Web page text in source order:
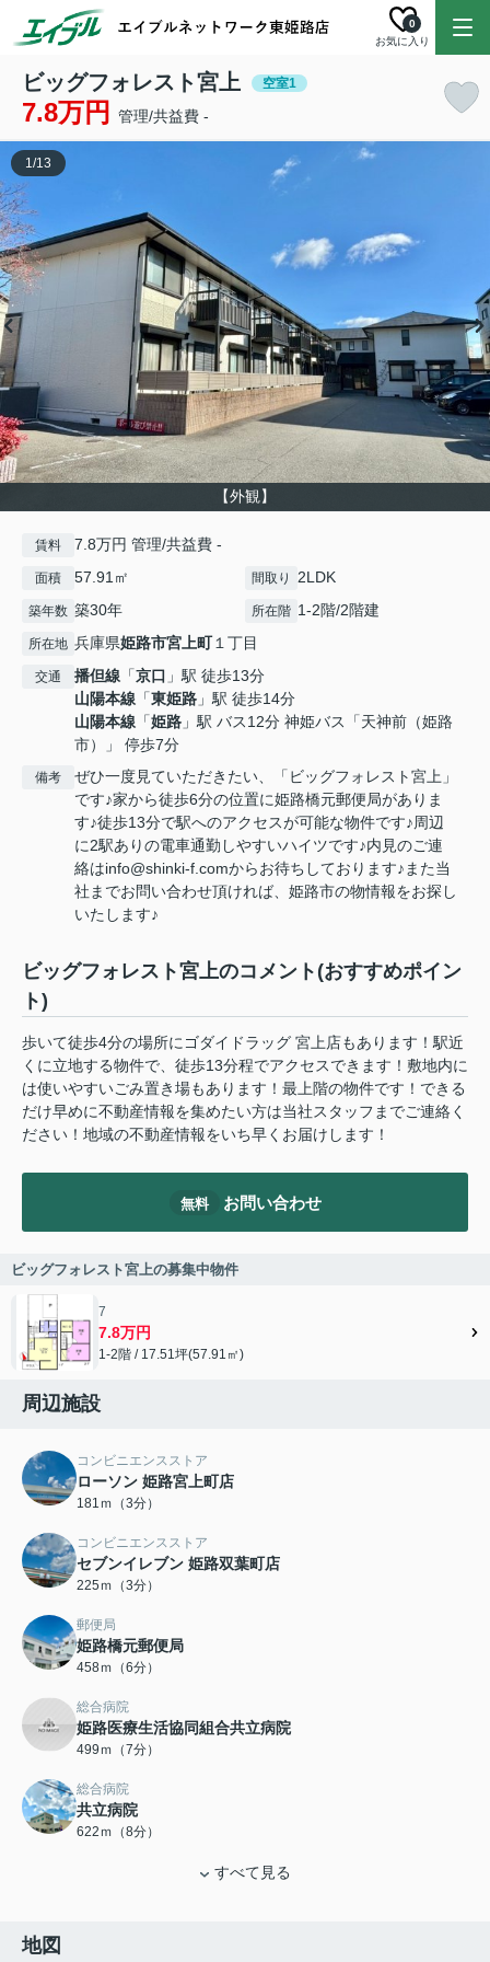
お気に入り
0
ビッグフォレスト宮上 空室1
7.8万円 管理/共益費 -
【外観】
1/13
賃料 7.8万円 管理/共益費 -
面積 57.91㎡ 間取り 2LDK
築年数 築30年 所在階 1-2階/2階建
所在地 兵庫県姫路市宮上町１丁目
交通 播但線 「京口 」駅 徒歩13分
山陽本線 「東姫路 」駅 徒歩14分
山陽本線 「姫路 」駅 バス12分 神姫バス「天神前（姫路
市）」 停歩7分
備考
ぜひ一度見ていただきたい、「ビッグフォレスト宮上」
です♪家から徒歩6分の位置に姫路橋元郵便局がありま
す♪徒歩13分で駅へのアクセスが可能な物件です♪周辺
に2駅ありの電車通勤しやすいハイツです♪内見のご連
絡はinfo@shinki-f.comからお待ちしております♪また当
社までお問い合わせ頂ければ、姫路市の物情報をお探し
いたします♪
ビッグフォレスト宮上のコメント(おすすめポイン
ト)
歩いて徒歩4分の場所にゴダイドラッグ 宮上店もあります！駅近
くに立地する物件で、徒歩13分程でアクセスできます！敷地内に
は使いやすいごみ置き場もあります！最上階の物件です！できる
だけ早めに不動産情報を集めたい方は当社スタッフまでご連絡く
ださい！地域の不動産情報をいち早くお届けします！
無料 お問い合わせ
ビッグフォレスト宮上の募集中物件
7
7.8万円
1-2階 / 17.51坪(57.91㎡)
周辺施設
コンビニエンスストア
ローソン 姫路宮上町店
181ｍ（3分）
コンビニエンスストア
セブンイレブン 姫路双葉町店
225ｍ（3分）
郵便局
姫路橋元郵便局
458ｍ（6分）
総合病院
姫路医療生活協同組合共立病院
499ｍ（7分）
総合病院
共立病院
622ｍ（8分）
すべて見る
地図